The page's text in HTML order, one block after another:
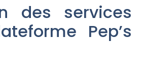
des services
Pep’s